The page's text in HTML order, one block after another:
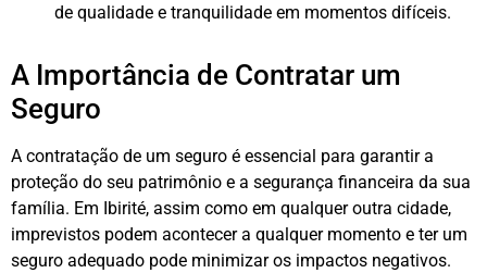
de qualidade e tranquilidade em momentos difíceis.
A Importância de Contratar um
Seguro
A contratação de um seguro é essencial para garantir a
proteção do seu patrimônio e a segurança financeira da sua
família. Em Ibirité, assim como em qualquer outra cidade,
imprevistos podem acontecer a qualquer momento e ter um
seguro adequado pode minimizar os impactos negativos.